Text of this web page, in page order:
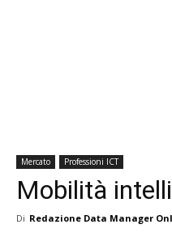
Mercato Professioni ICT
Mobilità
Di Redazione Data Manager